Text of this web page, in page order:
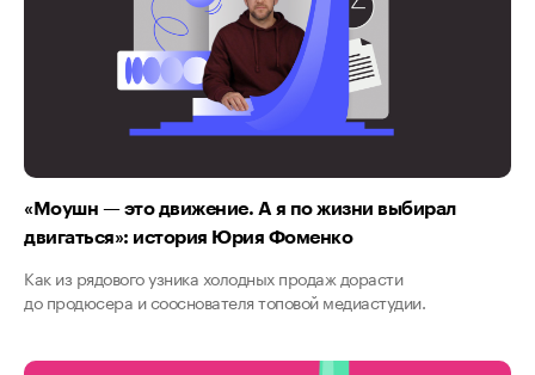
«Моушн — это движение. А я по жизни выбирал
двигаться»: история Юрия Фоменко
Как из рядового узника холодных продаж дорасти
до продюсера и сооснователя топовой медиастудии.